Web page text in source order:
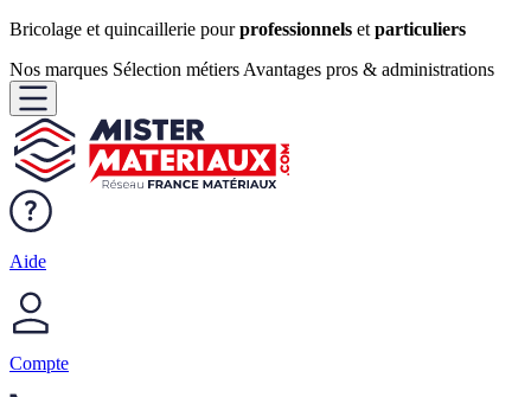
Bricolage et quincaillerie pourprofessionnels et particuliers
Nos marques Sélection métiers Avantages pros & administrations
Aide
Compte